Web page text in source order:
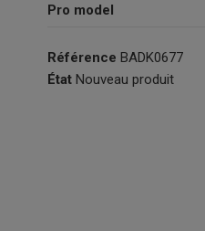
Pro model
Référence BADK0677
État Nouveau produit